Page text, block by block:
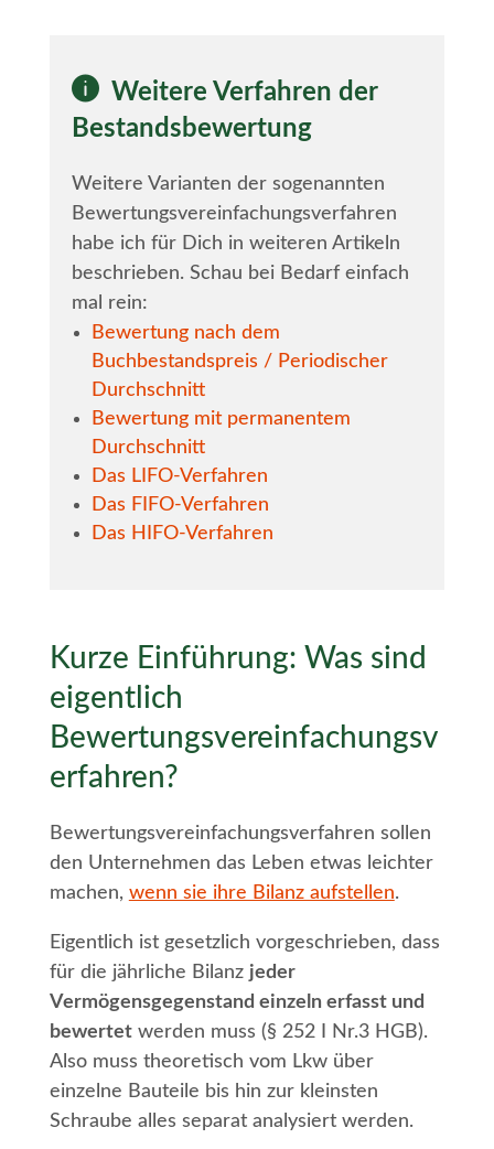
Weitere Verfahren der
Bestandsbewertung
Weitere Varianten der sogenannten
Bewertungsvereinfachungsverfahren
habe ich für Dich in weiteren Artikeln
beschrieben. Schau bei Bedarf einfach
mal rein:
Bewertung nach dem
Buchbestandspreis / Periodischer
Durchschnitt
Bewertung mit permanentem
Durchschnitt
Das LIFO-Verfahren
Das FIFO-Verfahren
Das HIFO-Verfahren
Kurze Einführung: Was sind
eigentlich
Bewertungsvereinfachungsv
erfahren?
Bewertungsvereinfachungsverfahren sollen
den Unternehmen das Leben etwas leichter
machen, wenn sie ihre Bilanz aufstellen.
Eigentlich ist gesetzlich vorgeschrieben, dass
für die jährliche Bilanz jeder
Vermögensgegenstand einzeln erfasst und
bewertetwerden muss (§ 252 I Nr.3 HGB).
Also muss theoretisch vom Lkw über
einzelne Bauteile bis hin zur kleinsten
Schraube alles separat analysiert werden.